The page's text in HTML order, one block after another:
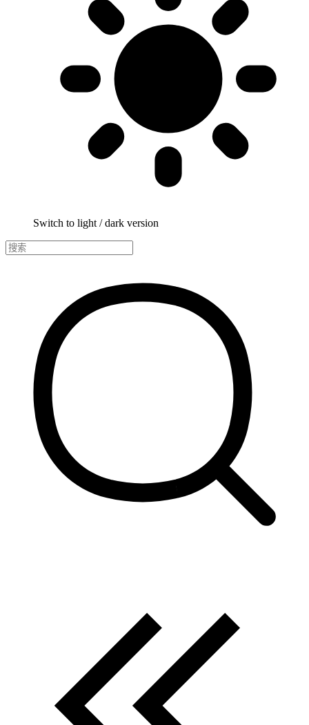
Switch to light / dark version